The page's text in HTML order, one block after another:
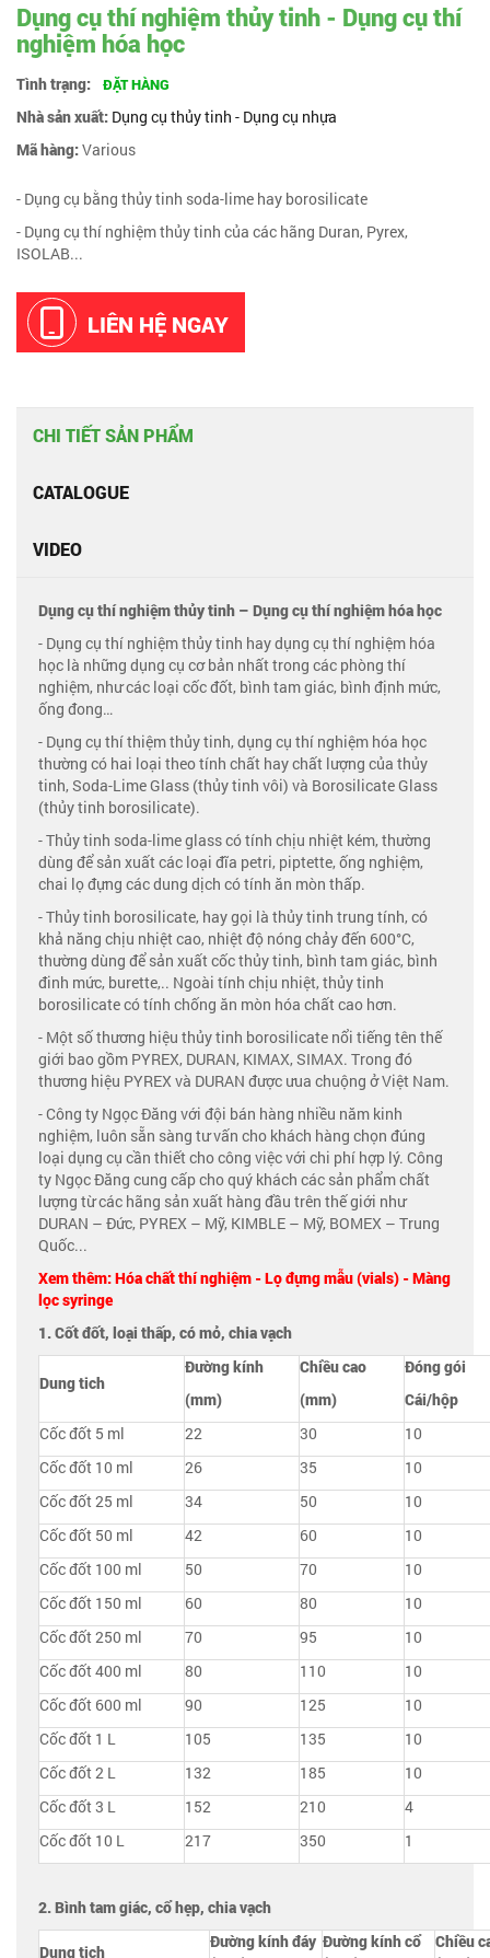
Dụng cụ thí nghiệm thủy tinh - Dụng cụ thí
nghiệm hóa học
Tình trạng: ĐẶT HÀNG
Nhà sản xuất: Dụng cụ thủy tinh - Dụng cụ nhựa
Mã hàng:Various
- Dụng cụ bằng thủy tinh soda-lime hay borosilicate
- Dụng cụ thí nghiệm thủy tinh của các hãng Duran, Pyrex,
ISOLAB...
LIÊN HỆ NGAY
CHI TIẾT SẢN PHẨM
CATALOGUE
VIDEO
Dụng cụ thí nghiệm thủy tinh – Dụng cụ thí nghiệm hóa học
- Dụng cụ thí nghiệm thủy tinh hay dụng cụ thí nghiệm hóa
học là những dụng cụ cơ bản nhất trong các phòng thí
nghiệm, như các loại cốc đốt, bình tam giác, bình định mức,
ống đong…
- Dụng cụ thí thiệm thủy tinh, dụng cụ thí nghiệm hóa học
thường có hai loại theo tính chất hay chất lượng của thủy
tinh, Soda-Lime Glass (thủy tinh vôi) và Borosilicate Glass
(thủy tinh borosilicate).
- Thủy tinh soda-lime glass có tính chịu nhiệt kém, thường
dùng để sản xuất các loại đĩa petri, piptette, ống nghiệm,
chai lọ đựng các dung dịch có tính ăn mòn thấp.
- Thủy tinh borosilicate, hay gọi là thủy tinh trung tính, có
khả năng chịu nhiệt cao, nhiệt độ nóng chảy đến 600°C,
thường dùng để sản xuất cốc thủy tinh, bình tam giác, bình
đinh mức, burette,.. Ngoài tính chịu nhiệt, thủy tinh
borosilicate có tính chống ăn mòn hóa chất cao hơn.
- Một số thương hiệu thủy tinh borosilicate nổi tiếng tên thế
giới bao gồm PYREX, DURAN, KIMAX, SIMAX. Trong đó
thương hiệu PYREX và DURAN được ưua chuộng ở Việt Nam.
- Công ty Ngọc Đăng với đội bán hàng nhiều năm kinh
nghiệm, luôn sẵn sàng tư vấn cho khách hàng chọn đúng
loại dụng cụ cần thiết cho công việc với chi phí hợp lý. Công
ty Ngọc Đăng cung cấp cho quý khách các sản phẩm chất
lượng từ các hãng sản xuất hàng đầu trên thế giới như
DURAN – Đức, PYREX – Mỹ, KIMBLE – Mỹ, BOMEX – Trung
Quốc...
Xem thêm:Hóa chất thí nghiệm -Lọ đựng mẫu (vials) -Màng
lọc syringe
1. Cốt đốt, loại thấp, có mỏ, chia vạch
Dung tich
Đường kính
(mm)
Chiều cao
(mm)
Đóng gói
Cái/hộp
Cốc đốt 5 ml
22 30
10
Cốc đốt 10 ml
26 35
10
Cốc đốt 25 ml
34 50
10
Cốc đốt 50 ml
42 60
10
Cốc đốt 100 ml
50 70
10
Cốc đốt 150 ml
60 80
10
Cốc đốt 250 ml
70 95
10
Cốc đốt 400 ml
80 110
10
Cốc đốt 600 ml
90 125
10
Cốc đốt 1 L
105 135
10
Cốc đốt 2 L
132 185
10
Cốc đốt 3 L
152 210
4
Cốc đốt 10 L
217 350 1
2. Bình tam giác, cổ hẹp, chia vạch
Dung tich
Đường kính đáy Đường kính cổ
Chiều